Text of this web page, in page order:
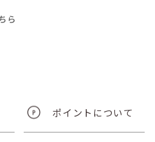
ら
ポイントについて